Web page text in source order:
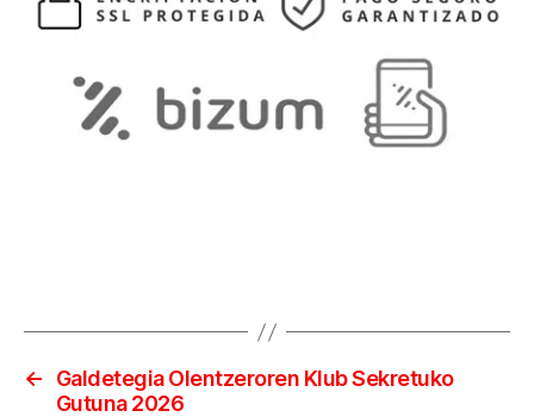
←
Galdetegia Olentzeroren Klub Sekretuko
Gutuna 2026